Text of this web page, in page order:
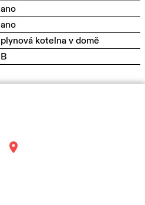
ano
ano
plynová kotelna v domě
B